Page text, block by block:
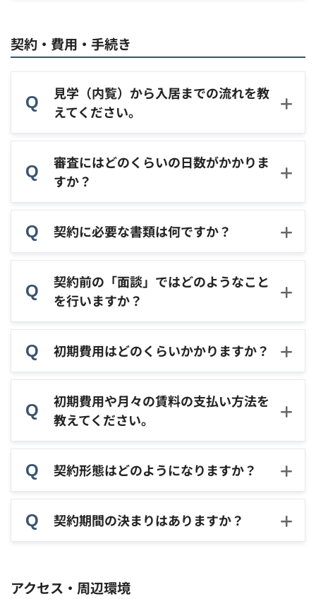
契約・費用・手続き
見学（内覧）から入居までの流れを教
えてください。
審査にはどのくらいの日数がかかりま
すか？
契約に必要な書類は何ですか？
契約前の「面談」ではどのようなこと
を行いますか？
初期費用はどのくらいかかりますか？
初期費用や月々の賃料の支払い方法を
教えてください。
契約形態はどのようになりますか？
契約期間の決まりはありますか？
アクセス・周辺環境